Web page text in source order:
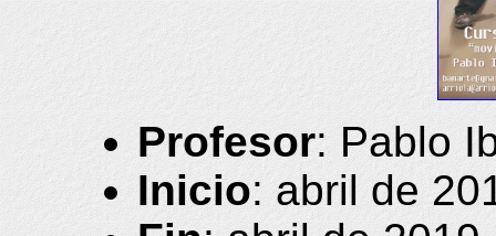
Profesor: Pablo
Inicio: abril de